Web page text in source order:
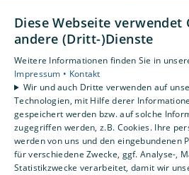
Unsere Bereiche
Privatkunden
Gewerbekunden
Karriere
Unternehmen
Kontakt
Um externe HTML-Inhalte
Diese Webseite verwendet
andere (Dritt-)Dienste
Weitere Informationen finden Sie in
Impressum • Kontakt
Wir und auch Dritte verwenden auf
Technologien, mit Hilfe derer
gespeichert werden bzw. auf solche
zugegriffen werden, z.B. Cookies. Ihre
werden von uns und den eingebundenen
für verschiedene Zwecke, ggf. Analyse-,
Statistikzwecke verarbeitet, damit wir